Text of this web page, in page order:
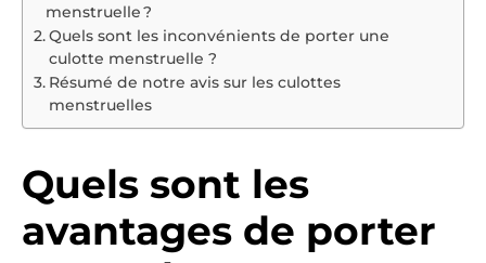
menstruelle ?
Quels sont les inconvénients de porter une
culotte menstruelle ?
Résumé de notre avis sur les culottes
menstruelles
Quels sont les
avantages de porter